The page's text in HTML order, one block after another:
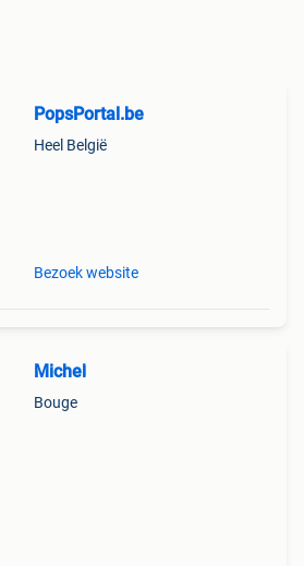
PopsPortal.be
Heel België
Bezoek website
Michel
Bouge